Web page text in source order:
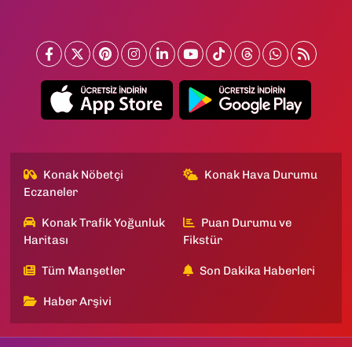
Konak Nöbetçi
Eczaneler
Konak Hava Durumu
Konak Trafik Yoğunluk
Haritası
Puan Durumu ve
Fikstür
Tüm Manşetler Son Dakika Haberleri
Haber Arşivi